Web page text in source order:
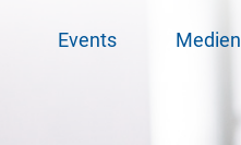
Events Medien